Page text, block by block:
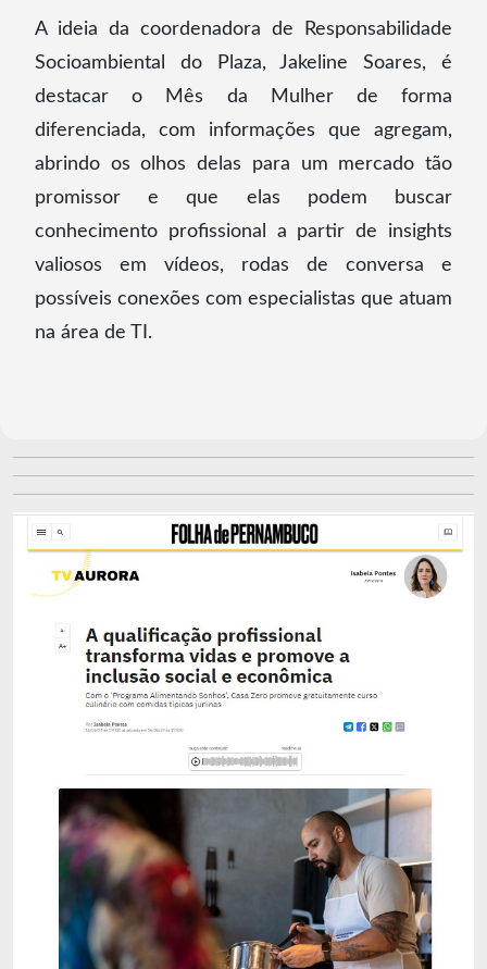
A ideia da coordenadora de Responsabilidade
Socioambiental do Plaza, Jakeline Soares, é
destacar o Mês da Mulher de forma
diferenciada, com informações que agregam,
abrindo os olhos delas para um mercado tão
promissor e que elas podem buscar
conhecimento profissional a partir de insights
valiosos em vídeos, rodas de conversa e
possíveis conexões com especialistas que atuam
na área de TI.